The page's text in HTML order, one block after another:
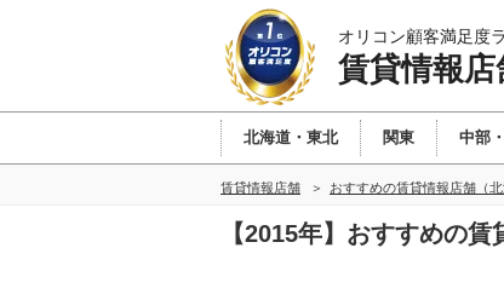
オリコン顧客満足度
賃貸情報店
北海道・東北 関東 中部
賃貸情報店舗 おすすめの賃貸情報店舗（
【2015年】おすすめの